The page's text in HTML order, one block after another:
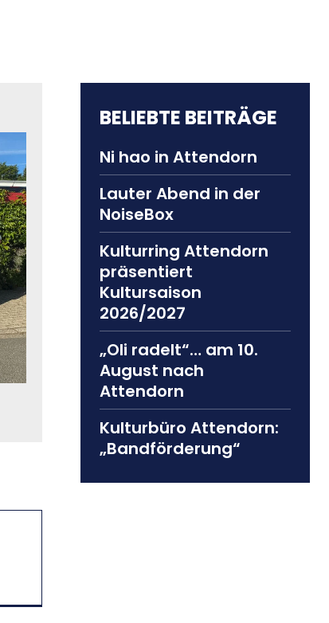
BELIEBTE BEITRÄGE
Ni hao in Attendorn
Lauter Abend in der
NoiseBox
Kulturring Attendorn
präsentiert
Kultursaison
2026/2027
„Oli radelt“… am 10.
August nach
Attendorn
Kulturbüro Attendorn:
„Bandförderung“